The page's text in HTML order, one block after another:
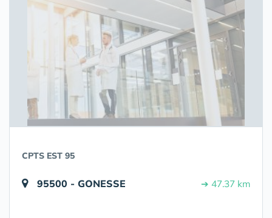
CPTS EST 95
95500 - GONESSE ➔ 47.37 km